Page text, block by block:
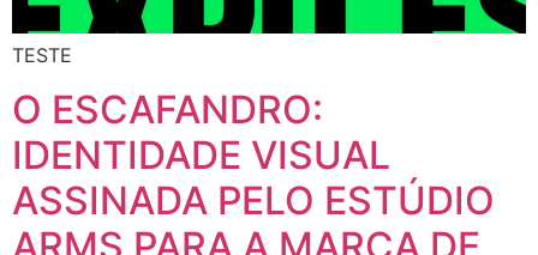
TESTE
O ESCAFANDRO:
IDENTIDADE VISUAL
ASSINADA PELO ESTÚDIO
ARMS PARA A MARCA DE